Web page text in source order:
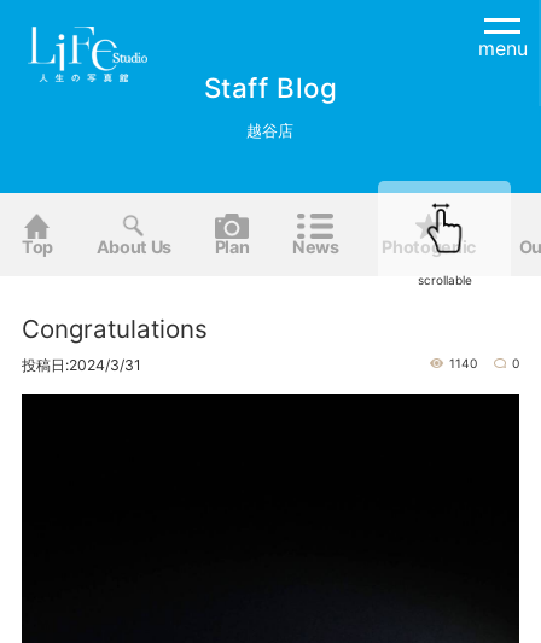
menu
Staff Blog
越谷店
Top About Us Plan News Photogenic
Congratulations
投稿日:2024/3/31 1140 0